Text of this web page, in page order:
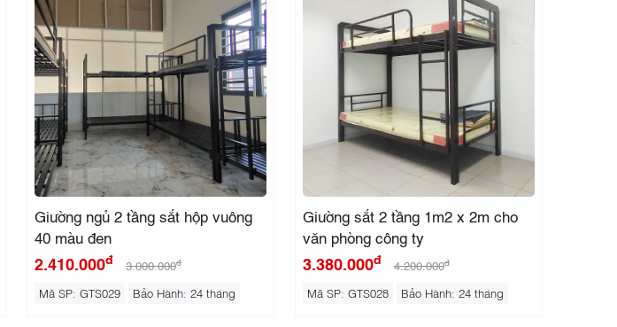
Giường ngủ 2 tầng sắt hộp vuông
40 màu đen
2.410.000đ 3.000.000đ
Mã SP: GTS029 Bảo Hành: 24 tháng
Giường sắt 2 tầng 1m2 x 2m cho
văn phòng công ty
3.380.000đ 4.200.000đ
Mã SP: GTS028 Bảo Hành: 24 tháng